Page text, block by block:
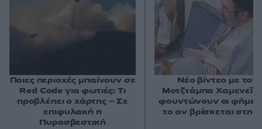
Ποιες περιοχές μπαίνουν σε
Red Code για φωτιές: Τι
προβλέπει ο χάρτης – Σε
επιφυλακή η
Πυροσβεστική
Νέο βίντεο με τον
Μοτζτάμπα Χαμενεΐ
φουντώνουν οι φήμες
το αν βρίσκεται στη